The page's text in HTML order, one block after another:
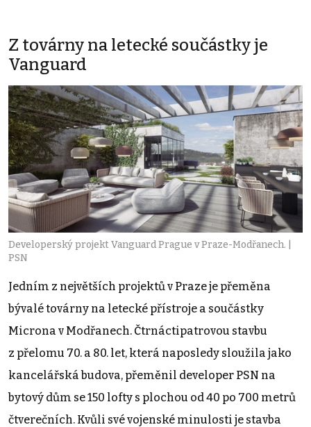
Z továrny na letecké součástky je
Vanguard
Developerský projekt Vanguard Prague v Praze-Modřanech. |
PSN
Jedním z největších projektů v Praze je přeměna
bývalé továrny na letecké přístroje a součástky
Microna v Modřanech. Čtrnáctipatrovou stavbu
z přelomu 70. a 80. let, která naposledy sloužila jako
kancelářská budova, přeměnil developer PSN na
bytový dům se 150 lofty s plochou od 40 po 700 metrů
čtverečních. Kvůli své vojenské minulosti je stavba